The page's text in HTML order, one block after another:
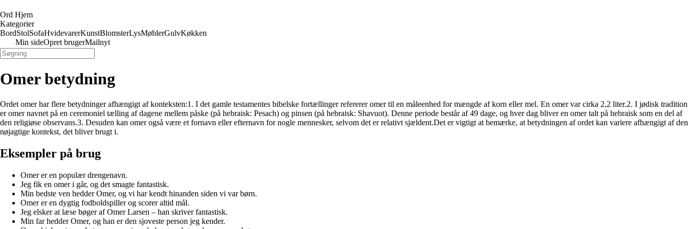
Ord Hjem
Kategorier
BordStolSofaHvidevarerKunstBlomsterLysMøblerGulvKøkken
Min sideOpret brugerMailnyt
Omer betydning
Ordet omer har flere betydninger afhængigt af konteksten:1. I det gamle testamentes bibelske fortællinger refererer omer til en måleenhed for mængde af korn eller mel. En omer var cirka 2,2 liter.2. I jødisk tradition
er omer navnet på en ceremoniel tælling af dagene mellem påske (på hebraisk: Pesach) og pinsen (på hebraisk: Shavuot). Denne periode består af 49 dage, og hver dag bliver en omer talt på hebraisk som en del af
den religiøse observans.3. Desuden kan omer også være et fornavn eller efternavn for nogle mennesker, selvom det er relativt sjældent.Det er vigtigt at bemærke, at betydningen af ordet kan variere afhængigt af den
nøjagtige kontekst, det bliver brugt i.
Eksempler på brug
Omer er en populær drengenavn.
Jeg fik en omer i går, og det smagte fantastisk.
Min bedste ven hedder Omer, og vi har kendt hinanden siden vi var børn.
Omer er en dygtig fodboldspiller og scorer altid mål.
Jeg elsker at læse bøger af Omer Larsen – han skriver fantastisk.
Min far hedder Omer, og han er den sjoveste person jeg kender.